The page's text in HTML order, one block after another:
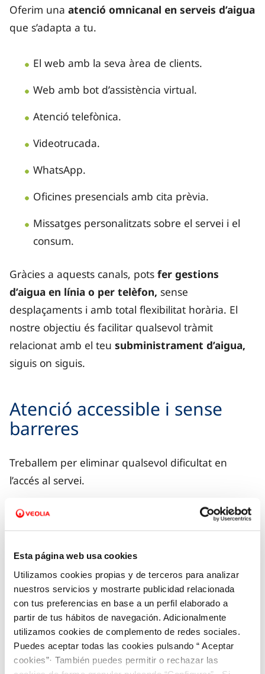
Esta página web usa cookies
Utilizamos cookies propias y de terceros para analizar
nuestros servicios y mostrarte publicidad relacionada
con tus preferencias en base a un perfil elaborado a
partir de tus hábitos de navegación. Adicionalmente
utilizamos cookies de complemento de redes sociales.
Puedes aceptar todas las cookies pulsando “ Aceptar
cookies”· También puedes permitir o rechazar las
Oferim una atenció omnicanal en serveis d’aigua
que s’adapta a tu.
El web amb la seva àrea de clients.
Web amb bot d’assistència virtual.
Atenció telefònica.
Videotrucada.
WhatsApp.
Oficines presencials amb cita prèvia.
Missatges personalitzats sobre el servei i el
consum.
Gràcies a aquests canals, pots fer gestions
d’aigua en línia o per telèfon, sense
desplaçaments i amb total flexibilitat horària. El
nostre objectiu és facilitar qualsevol tràmit
relacionat amb el teu subministrament d’aigua,
siguis on siguis.
Atenció accessible i sense
barreres
Treballem per eliminar qualsevol dificultat en
l’accés al servei.
Barreres de comprensió: atenció en diversos
idiomes.
Barreres lligades a la digitalització: a més de
facilitar les gestions amb cita prèvia en
oficines, per telèfon o per videoconferència,
oferim l’opció de fer gestions en nom d’altres
persones.
Barreres relacionades amb discapacitats